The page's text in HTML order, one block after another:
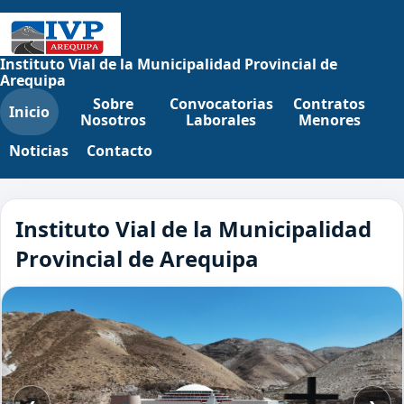
Instituto Vial de la Municipalidad Provincial de
Arequipa
Inicio
Sobre
Nosotros
Convocatorias
Laborales
Contratos
Menores
Noticias
Contacto
Instituto Vial de la Municipalidad
Provincial de Arequipa